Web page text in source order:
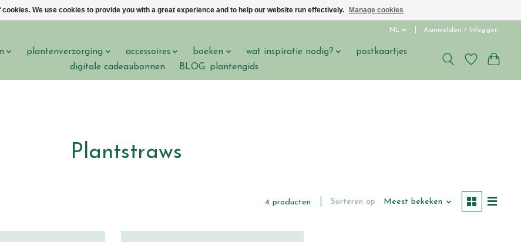
NL Aanmelden / Inloggen
plantenverzorging accessoires boeken wat inspiratie nodig?
postkaartjes
digitale cadeaubonnen
BLOG: plantengids
Plantstraws
4 producten Sorteren op Meest bekeken
We use cookies to provide you with a great experience and to help our website run effectively. Manage cookies